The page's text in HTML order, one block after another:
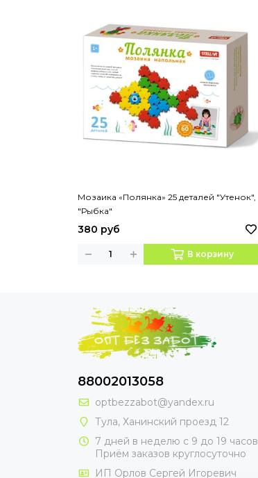
Мозаика «Полянка» 25 деталей "Утенок",
"Рыбка"
380 руб
В корзину
88002013058
optbezzabot@yandex.ru
Тула, Ханинский проезд 12
7 дней в неделю с 9 до 19 часов
Приём заказов круглосуточно
ИП Орлов Сергей Игоревич